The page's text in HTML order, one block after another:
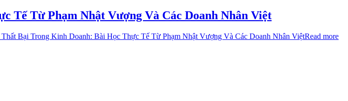
Tế Từ Phạm Nhật Vượng Và Các Doanh Nhân Việt
Bại Trong Kinh Doanh: Bài Học Thực Tế Từ Phạm Nhật Vượng Và Các Doanh Nhân ViệtRead more